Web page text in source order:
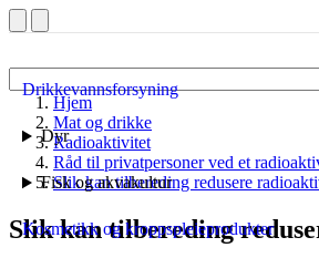
Drikkevannsforsyning
Dyr
Fisk og akvakultur
Kosmetikk og kroppspleieprodukter
Hjem
Mat og drikke
Radioaktivitet
Råd til privatpersoner ved et
Slik kan tilbereding redusere
Slik kan tilbereding